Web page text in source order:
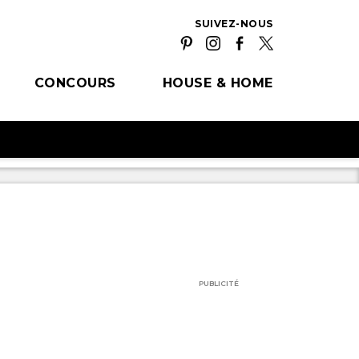
SUIVEZ-NOUS
CONCOURS HOUSE & HOME
PUBLICITÉ